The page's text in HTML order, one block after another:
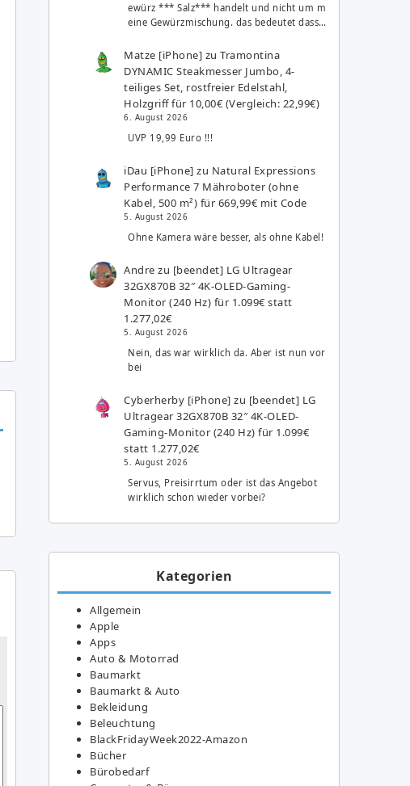
ewürz *** Salz*** handelt und nicht um m
eine Gewürzmischung. das bedeutet dass…
Matze [iPhone] zuTramontina
DYNAMIC Steakmesser Jumbo, 4-
teiliges Set, rostfreier Edelstahl,
Holzgriff für 10,00€ (Vergleich: 22,99€)
6. August 2026
UVP 19,99 Euro !!!
iDau [iPhone] zu Natural Expressions
Performance 7 Mähroboter (ohne
Kabel, 500 m²) für 669,99€ mit Code
5. August 2026
Ohne Kamera wäre besser, als ohne Kabel!
Andre zu [beendet] LG Ultragear
32GX870B 32″ 4K-OLED-Gaming-
Monitor (240 Hz) für 1.099€ statt
1.277,02€
5. August 2026
Nein, das war wirklich da. Aber ist nun vor
bei
Cyberherby [iPhone] zu [beendet] LG
Ultragear 32GX870B 32″ 4K-OLED-
Gaming-Monitor (240 Hz) für 1.099€
statt 1.277,02€
5. August 2026
Servus, Preisirrtum oder ist das Angebot
wirklich schon wieder vorbei?
Kategorien
Allgemein
Apple
Apps
Auto & Motorrad
Baumarkt
Baumarkt & Auto
Bekleidung
Beleuchtung
BlackFridayWeek2022-Amazon
Bücher
Bürobedarf